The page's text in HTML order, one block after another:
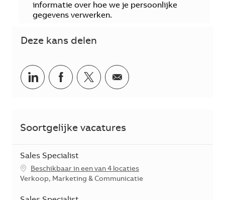
informatie over hoe we je persoonlijke
gegevens verwerken.
Deze kans delen
Delen via LinkedIn
Delen via Facebook
Delen via twitter
Delen via e-mail
Soortgelijke vacatures
Sales Specialist
Beschikbaar in een van 4 locaties
Categorie
Verkoop, Marketing & Communicatie